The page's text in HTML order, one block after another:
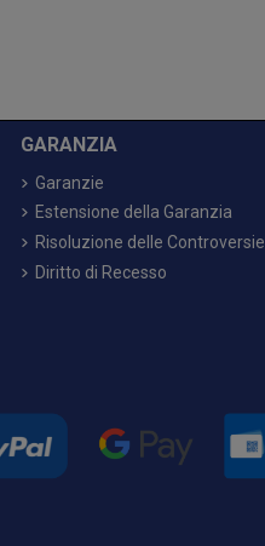
GARANZIA
Garanzie
Estensione della Garanzia
Risoluzione delle Controversie
Diritto di Recesso